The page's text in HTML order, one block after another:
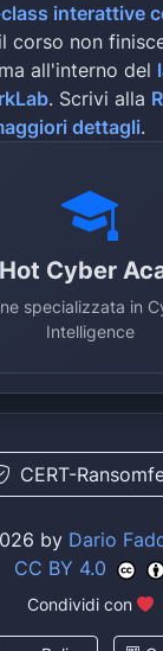
interattive
corso non
all'interno del
. Scrivi alla
dettagli.
Cyber
specializzata in
Intelligence
CERT-
by Dario
CC BY 4.0
Condividi con